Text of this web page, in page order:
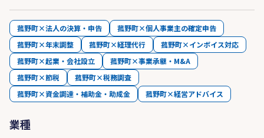
菰野町×法人の決算・申告
菰野町×個人事業主の確定申告
菰野町×年末調整
菰野町×経理代行
菰野町×インボイス対応
菰野町×起業・会社設立
菰野町×事業承継・M&A
菰野町×節税
菰野町×税務調査
菰野町×資金調達・補助金・助成金
菰野町×経営アドバイス
業種